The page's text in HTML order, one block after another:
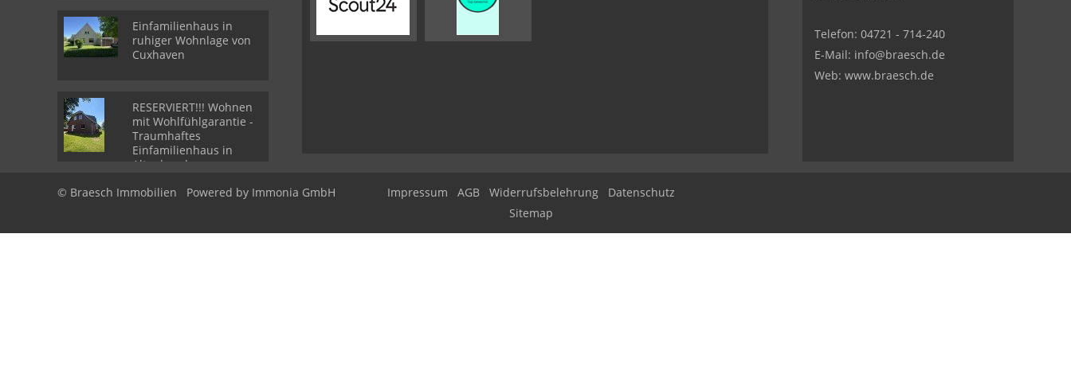
Einfamilienhaus in
ruhiger Wohnlage von
Cuxhaven
RESERVIERT!!! Wohnen
mit Wohlfühlgarantie -
Traumhaftes
Einfamilienhaus in
Altenbruch
Telefon: 04721 - 714-240
E-Mail: info@braesch.de
Web: www.braesch.de
© Braesch Immobilien Powered by Immonia GmbH Impressum AGB Widerrufsbelehrung
Datenschutz
Sitemap